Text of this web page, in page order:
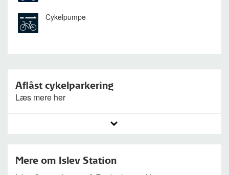
Cykelpumpe
Aflåst cykelparkering
Læs mere her
Mere om Islev Station